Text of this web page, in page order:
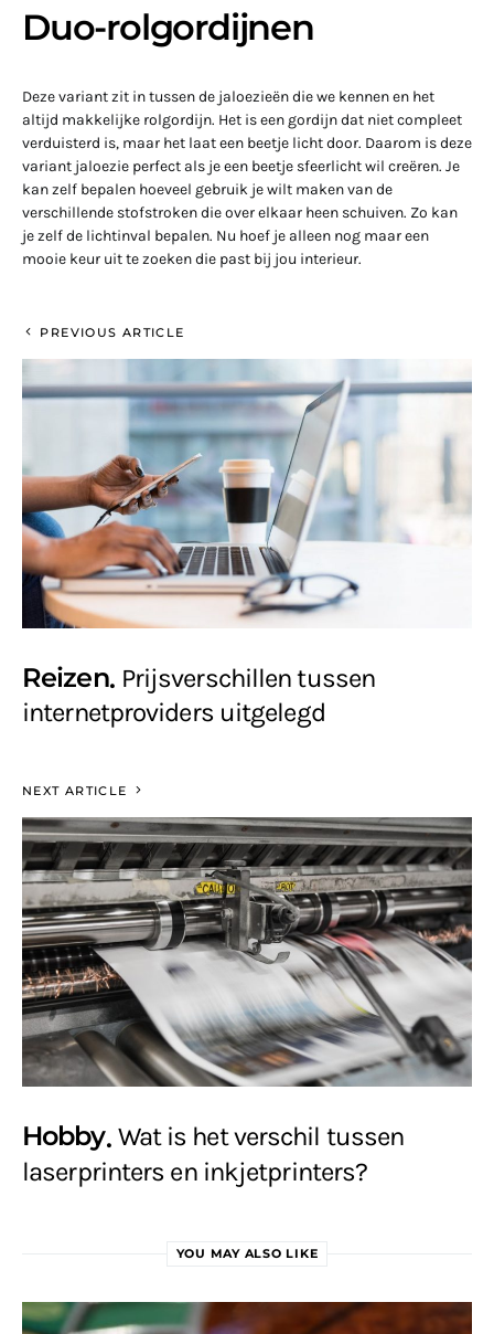
Duo-rolgordijnen
Deze variant zit in tussen de jaloezieën die we kennen en het
altijd makkelijke rolgordijn. Het is een gordijn dat niet compleet
verduisterd is, maar het laat een beetje licht door. Daarom is deze
variant jaloezie perfect als je een beetje sfeerlicht wil creëren. Je
kan zelf bepalen hoeveel gebruik je wilt maken van de
verschillende stofstroken die over elkaar heen schuiven. Zo kan
je zelf de lichtinval bepalen. Nu hoef je alleen nog maar een
mooie keur uit te zoeken die past bij jou interieur.
PREVIOUS ARTICLE
Reizen Prijsverschillen tussen
internetproviders uitgelegd
NEXT ARTICLE
Hobby Wat is het verschil tussen
laserprinters en inkjetprinters?
YOU MAY ALSO LIKE